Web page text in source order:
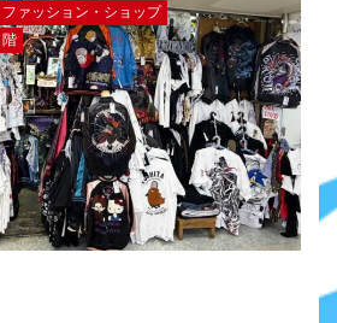
ファッション・ショップ
階